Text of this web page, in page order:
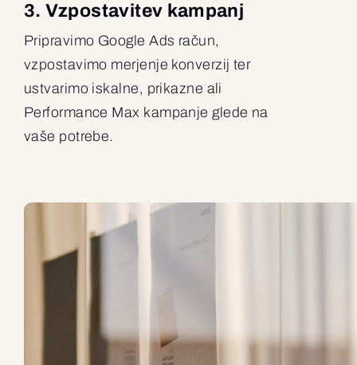
3. Vzpostavitev kampanj
Pripravimo Google Ads račun,
vzpostavimo merjenje konverzij ter
ustvarimo iskalne, prikazne ali
Performance Max kampanje glede na
vaše potrebe.